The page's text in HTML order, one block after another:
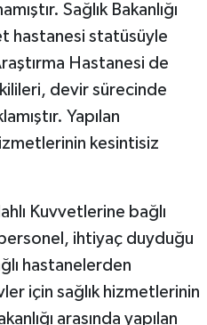
Sağlık Bakanlığı
hastanesi statüsüyle
Hastanesi de
devir sürecinde
Yapılan
kesintisiz
Kuvvetlerine bağlı
ihtiyaç duyduğu
hastanelerden
için sağlık hizmetlerinin
arasında yapılan